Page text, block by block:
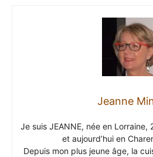
Jeanne
Je suis JEANNE, née en Lorraine,
et aujourd’hui en
Depuis mon plus jeune âge, la